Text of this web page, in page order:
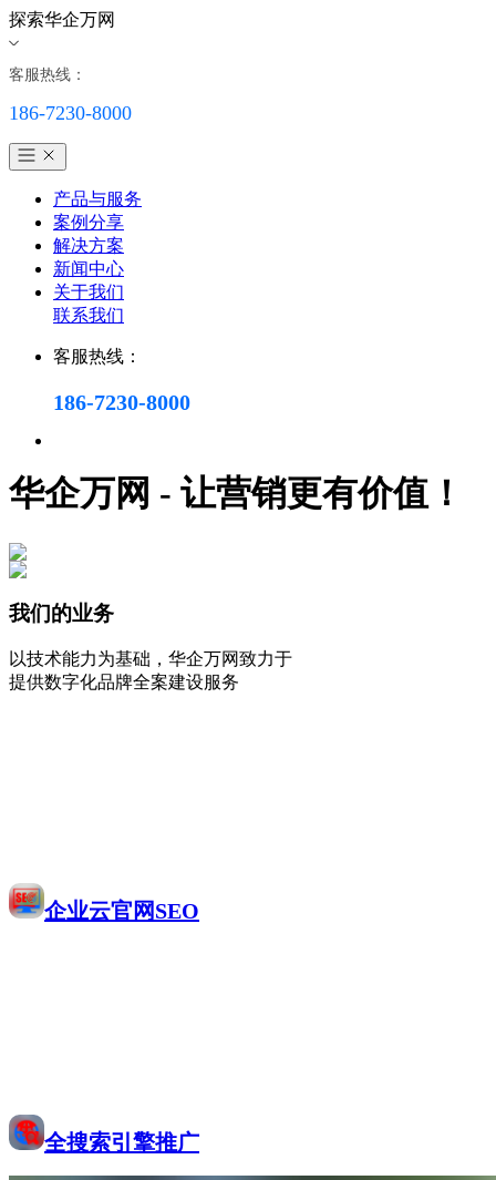
探索华企万网
客服热线：
186-7230-8000
产品与服务
案例分享
解决方案
新闻中心
关于我们
联系我们
客服热线：
186-7230-8000
华企万网 - 让营销更有价值！
我们的业务
以技术能力为基础，华企万网致力于
提供数字化品牌全案建设服务
企业云官网SEO
全搜索引擎推广